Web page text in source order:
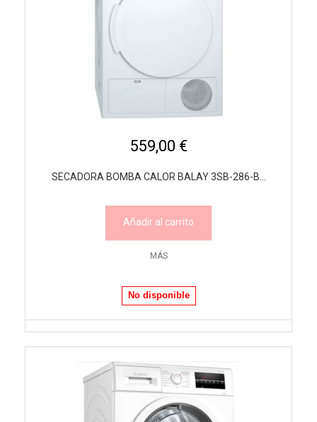
559,00 €
SECADORA BOMBA CALOR BALAY 3SB-286-B...
Añadir al carrito
MÁS
No disponible